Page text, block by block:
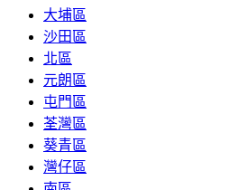
大埔區
沙田區
北區
元朗區
屯門區
荃灣區
葵青區
灣仔區